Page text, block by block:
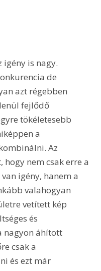
igény is nagy.
de
azt régebben
fejlődő
tökéletesebb
a
Az
nem csak erre a
igény, hanem a
valahogyan
vetített kép
és
nagyon áhított
csak a
és ezt már